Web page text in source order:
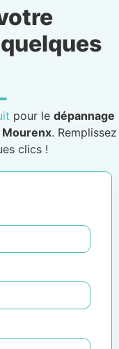
pour le dépannage
Mourenx. Remplissez
clics !